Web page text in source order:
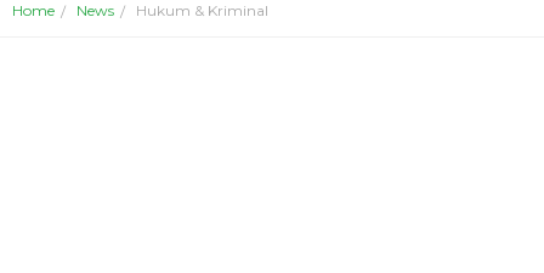
Home News Hukum & Kriminal